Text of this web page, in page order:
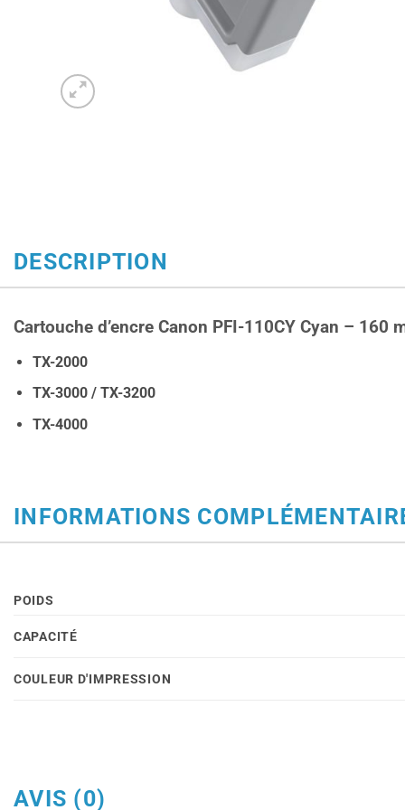
DESCRIPTION
Cartouche d’encre Canon PFI-110CY Cyan – 160
TX-2000
TX-3000 / TX-3200
TX-4000
INFORMATIONS
POIDS
CAPACITÉ
COULEUR D'IMPRESSION
AVIS (0)